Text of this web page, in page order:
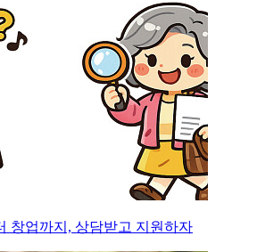
창업까지, 상담받고 지원하자